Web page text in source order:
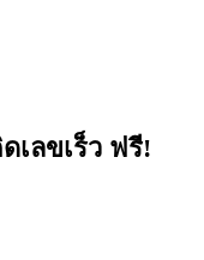
เลขเร็ว ฟรี!